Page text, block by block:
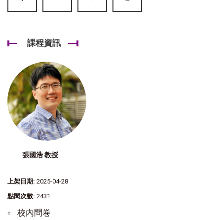
課程資訊
張國浩 教授
上架日期: 2025-04-28
點閱次數: 2431
校內問卷